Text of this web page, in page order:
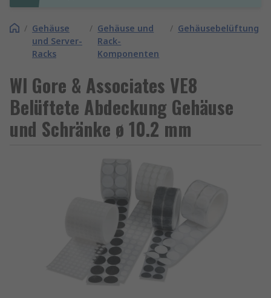
/ Gehäuse
und Server-
Racks
/ Gehäuse und
Rack-
Komponenten
/ Gehäusebelüftung
Wl Gore & Associates VE8
Belüftete Abdeckung Gehäuse
und Schränke ø 10.2 mm